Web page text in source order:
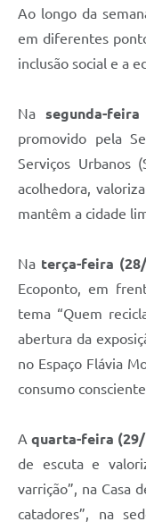
Ao longo da
em diferentes
inclusão social e a
Nasegunda-
promovido pela
Serviços Urbanos
acolhedora,
mantêm a cidade
Na terça-feira
Ecoponto, em
tema “Quem
abertura da
no Espaço Flávia
consumo
Aquarta-feira (29/
de escuta e
varrição”, na Casa
catadores”, na